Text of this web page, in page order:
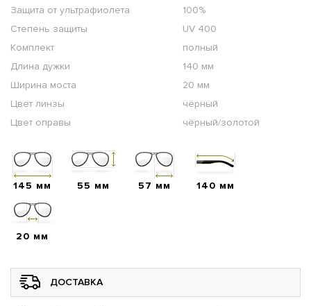
Защита от ультрафиолета
100%
Степень защиты
UV 400
Комплект
полный
Длина дужки
140 мм
Ширина моста
20 мм
Цвет линзы
чёрный
Цвет оправы
чёрный/золотой
145 мм 55 мм 57 мм 140 мм
20 мм
ДОСТАВКА